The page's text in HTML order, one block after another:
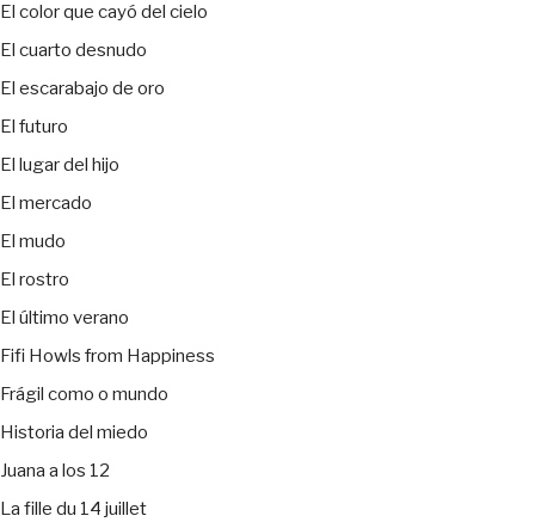
El color que cayó del cielo
El cuarto desnudo
El escarabajo de oro
El futuro
El lugar del hijo
El mercado
El mudo
El rostro
El último verano
Fifi Howls from Happiness
Frágil como o mundo
Historia del miedo
Juana a los 12
La fille du 14 juillet